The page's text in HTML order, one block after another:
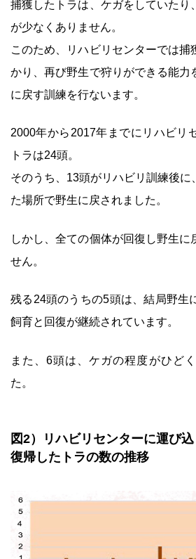
捕獲したトラは、ケガをしていたり
が少なくありません。
このため、リハビリセンターでは捕
かり、再び野生で狩りができる能力
に戻す訓練を行ないます。
2000年から2017年までにリハビリ
トラは24頭。
そのうち、13頭がリハビリ訓練後に
た場所で野生に戻されました。
しかし、全ての個体が回復し野生に
せん。
残る24頭のうちの5頭は、結局野生
飼育と回復が継続されています。
また、6頭は、ケガの程度がひど
た。
図2）リハビリセンターに運び
復帰したトラの数の推移